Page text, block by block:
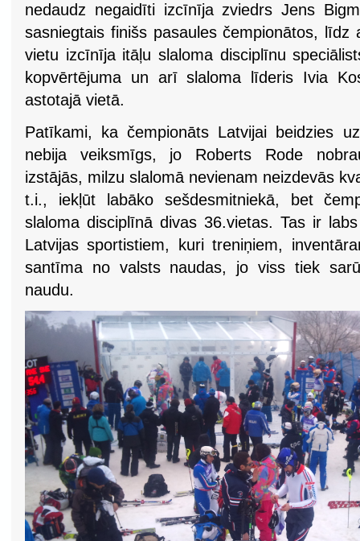
nedaudz negaidīti izcīnīja zviedrs Jens
sasniegtais finišs pasaules čempionātos,
vietu izcīnīja itāļu slaloma disciplīnu
kopvērtējuma un arī slaloma līderis Ivia
astotajā vietā.
Patīkami, ka čempionāts Latvijai beidzies
nebija veiksmīgs, jo Roberts Rode
izstājās, milzu slalomā nevienam neizdevās
t.i., iekļūt labāko sešdesmitniekā, bet
slaloma disciplīnā divas 36.vietas. Tas ir
Latvijas sportistiem, kuri treniņiem,
santīma no valsts naudas, jo viss tiek
naudu.